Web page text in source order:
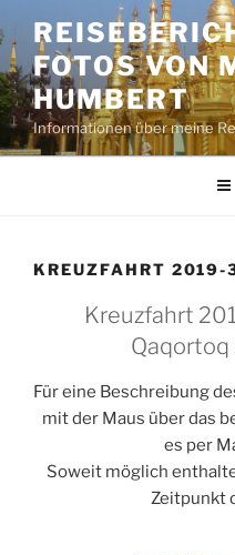
Inhalt
springenFOTOS VON
HUMBERT
Informationen über meine
KREUZFAHRT 2019-
Kreuzfahrt
Qaqortoq
Für eine Beschreibung
mit der Maus über das
es per
Soweit möglich
Zeitpunkt